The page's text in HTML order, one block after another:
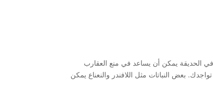
في الحديقة يمكن أن يساعد في منع العقارب
بعض النباتات مثل اللافندر والنعناع يمكن